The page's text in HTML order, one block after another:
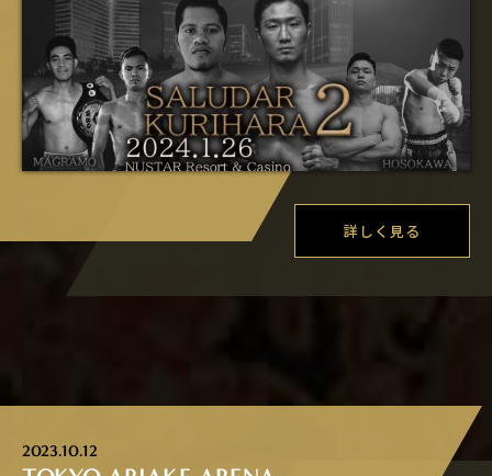
詳しく見る
2023.10.12